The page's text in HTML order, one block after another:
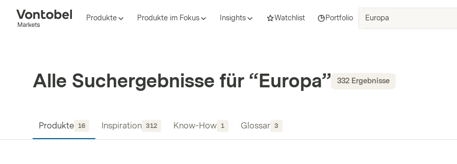
Produkte Produkte im Fokus Insights Watchlist Portfolio
ISIN,
Alle Suchergebnisse für “Europa” 332 Ergebnisse
Produkte 16 Inspiration 312 Know-How 1 Glossar 3